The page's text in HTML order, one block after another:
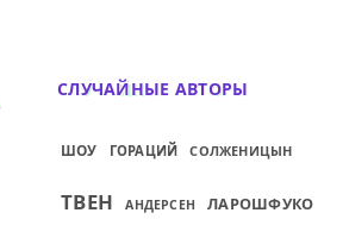
МЕСТО КЛИЗМЫ
СЛУЧАЙНЫЕ АВТОРЫ
ШОУ ГОРАЦИЙ СОЛЖЕНИЦЫН
ТВЕН АНДЕРСЕН ЛАРОШФУКО